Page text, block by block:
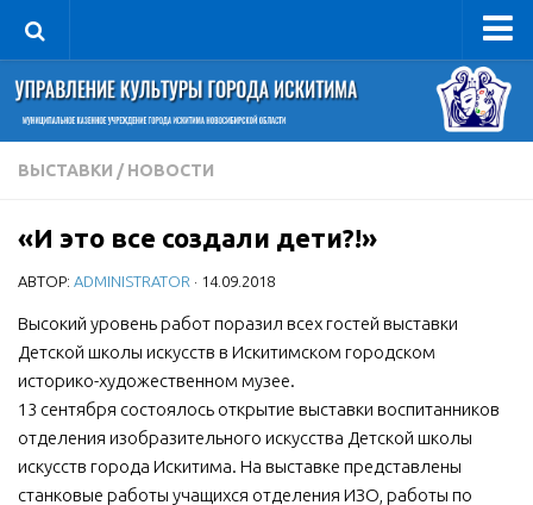
Управление
Руководитель
Сведения об организации
Книга почета культуры
Фотогалерея
Документы
Учредительные документы
Правовая база
Противодействие коррупции
ВЫСТАВКИ / НОВОСТИ
«И это все создали дети?!»
АВТОР: ADMINISTRATOR · 14.09.2018
Высокий уровень работ поразил всех гостей выставки
Детской школы искусств в Искитимском городском
историко-художественном музее.
13 сентября состоялось открытие выставки воспитанников
отделения изобразительного искусства Детской школы
искусств города Искитима. На выставке представлены
станковые работы учащихся отделения ИЗО, работы по